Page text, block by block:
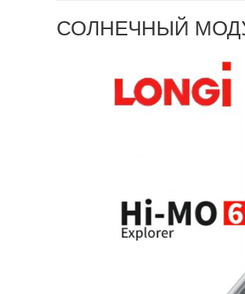
СОЛНЕЧНЫЙ